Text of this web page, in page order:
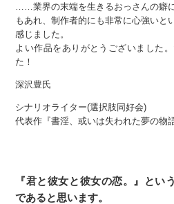
……業界の末端を生きるおっさんの癖
もあれ、制作者的にも非常に心強いと
感じました。
よい作品をありがとうございました
た！
深沢豊氏
シナリオライター(選択肢同好会)
代表作『書淫、或いは失われた夢の物
『君と彼女と彼女の恋。』とい
であると思います。